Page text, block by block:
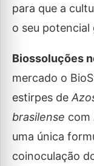
para que a
o seu potencial
Biossoluções
mercado o
estirpes de
brasilense com
uma única
coinoculação